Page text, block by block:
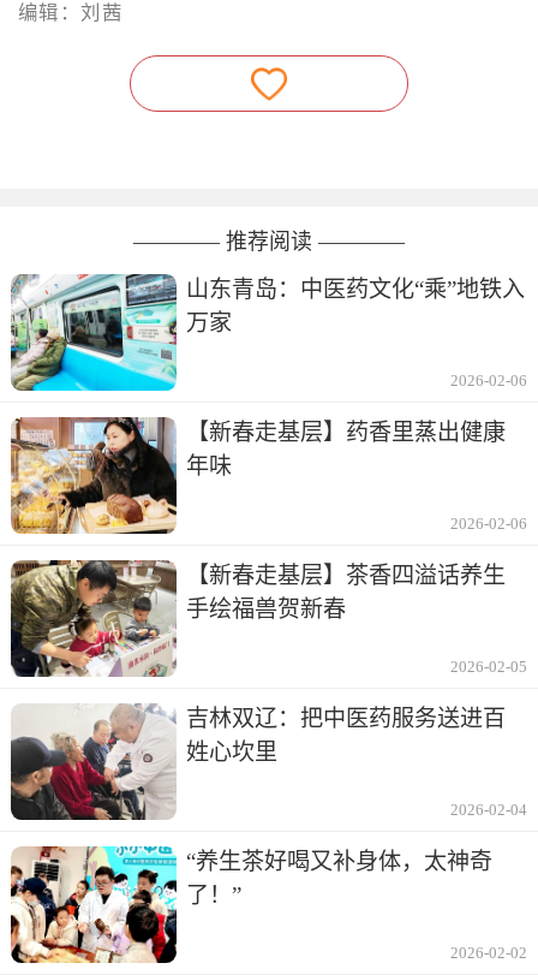
编辑：刘茜
———— 推荐阅读 ————
山东青岛：中医药文化“乘”地铁入
万家
2026-02-06
【新春走基层】药香里蒸出健康
年味
2026-02-06
【新春走基层】茶香四溢话养生
手绘福兽贺新春
2026-02-05
吉林双辽：把中医药服务送进百
姓心坎里
2026-02-04
“养生茶好喝又补身体，太神奇
了！”
2026-02-02